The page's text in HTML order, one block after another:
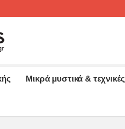
Μικρά μυστικά & τεχνικές